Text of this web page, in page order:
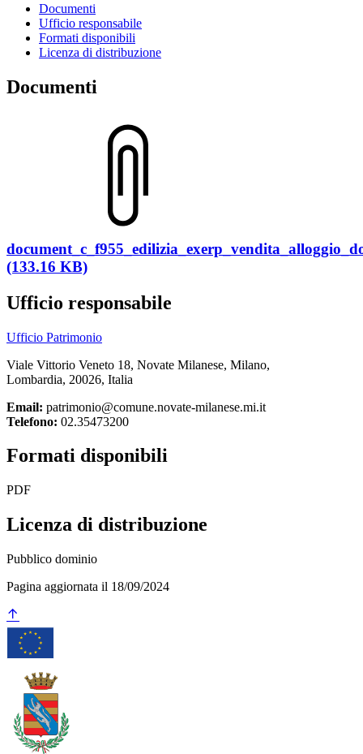
Documenti
Ufficio responsabile
Formati disponibili
Licenza di distribuzione
Documenti
(133.16 KB)
Ufficio responsabile
Ufficio Patrimonio
Viale Vittorio Veneto 18, Novate Milanese, Milano,
Lombardia, 20026, Italia
Email: patrimonio@comune.novate-milanese.mi.it
Telefono: 02.35473200
Formati disponibili
PDF
Licenza di distribuzione
Pubblico dominio
Pagina aggiornata il 18/09/2024